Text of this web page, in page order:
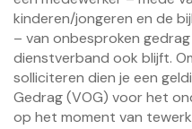
kinderen/jongeren en de
– van onbesproken
dienstverband ook blijft.
solliciteren dien je een
Gedrag (VOG) voor het
op het moment van